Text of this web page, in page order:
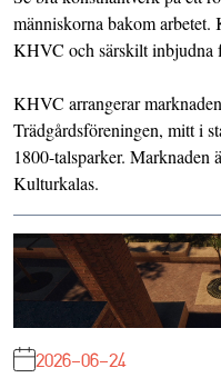
människorna bakom arbetet.
KHVC och särskilt inbjudna
KHVC arrangerar
Trädgårdsföreningen, mitt i
1800-talsparker. Marknaden
Kulturkalas.
2026-06-24